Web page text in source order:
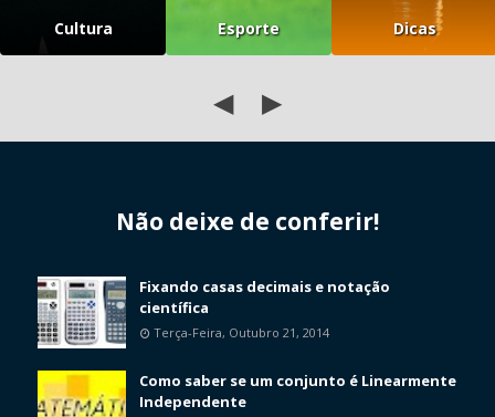
Cultura Esporte Dicas
◀ ▶
Não deixe de conferir!
Fixando casas decimais e notação
científica
Terça-Feira, Outubro 21, 2014
Como saber se um conjunto é Linearmente
Independente